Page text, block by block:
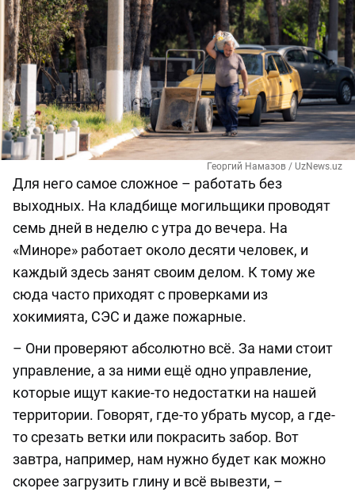
Георгий Намазов / UzNews.uz
Для него самое сложное ­­– работать без
выходных. На кладбище могильщики проводят
семь дней в неделю с утра до вечера. На
«Миноре» работает около десяти человек, и
каждый здесь занят своим делом. К тому же
сюда часто приходят с проверками из
хокимията, СЭС и даже пожарные.
– Они проверяют абсолютно всё. За нами стоит
управление, а за ними ещё одно управление,
которые ищут какие-то недостатки на нашей
территории. Говорят, где-то убрать мусор, а где-
то срезать ветки или покрасить забор. Вот
завтра, например, нам нужно будет как можно
скорее загрузить глину и всё вывезти, –